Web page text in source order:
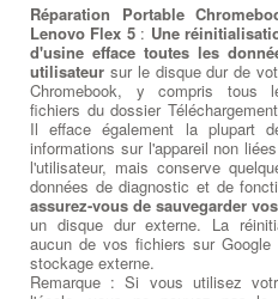
Réparation Portable
Lenovo Flex 5: Une
d'usine efface toutes les
utilisateur sur le disque dur de
Chromebook, y compris tous
fichiers du dossier
Il efface également la plupart
informations sur l'appareil non
l'utilisateur, mais conserve
données de diagnostic et de
assurez-vous de sauvegarder
un disque dur externe. La
aucun de vos fichiers sur
stockage externe.
Remarque : Si vous utilisez